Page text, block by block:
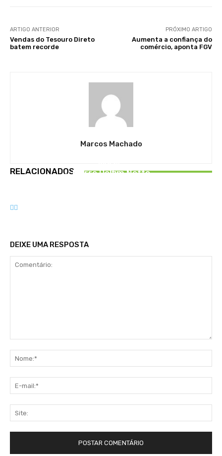
ARTIGO ANTERIOR
Vendas do Tesouro Direto
batem recorde
PRÓXIMO ARTIGO
Aumenta a confiança do
comércio, aponta FGV
Marcos Machado
RELACIONADOSMorre Delfim Netto
Governo de Minas regulariza propriedades
DEIXE UMA RESPOSTA